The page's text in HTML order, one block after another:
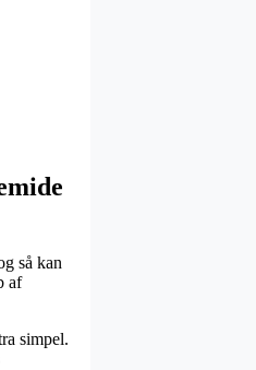
så kan
af
simpel.